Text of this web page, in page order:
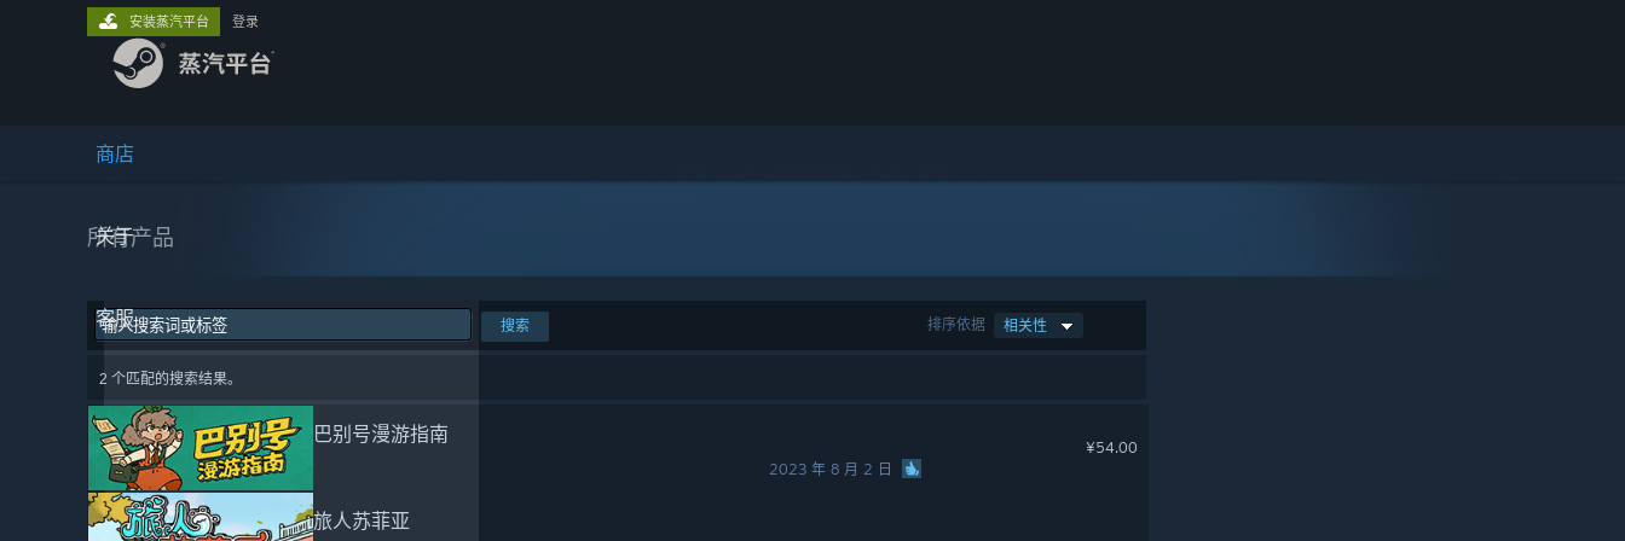
商店
关于
客服
安装蒸汽平台 登录
所有产品
排序依据 相关性
搜索
2 个匹配的搜索结果。
巴别号漫游指南
2023 年 8 月 2 日
¥54.00
旅人苏菲亚